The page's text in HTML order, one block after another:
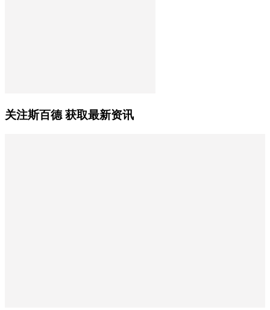
关注斯百德 获取最新资讯